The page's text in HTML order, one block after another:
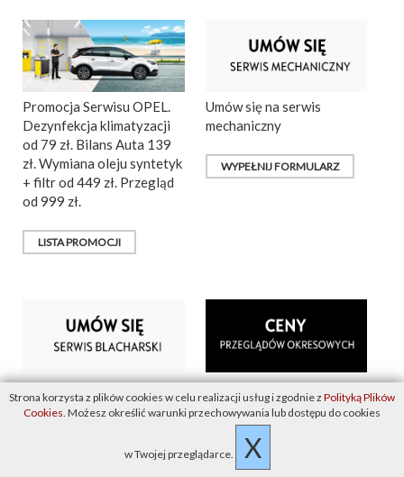
Promocja Serwisu OPEL.
Dezynfekcja klimatyzacji
od 79 zł. Bilans Auta 139
zł. Wymiana oleju syntetyk
+ filtr od 449 zł. Przegląd
od 999 zł.
LISTA PROMOCJI
Umów się na serwis
mechaniczny
WYPEŁNIJ FORMULARZ
Umów się na serwis
blacharski
OT-15, OT-30, itd.
ZOBACZ CENĘ
PRZEGLĄDU
Strona korzysta z plików cookies w celu realizacji usług i zgodnie z Polityką Plików
Cookies. Możesz określić warunki przechowywania lub dostępu do cookies
w Twojej przeglądarce. X